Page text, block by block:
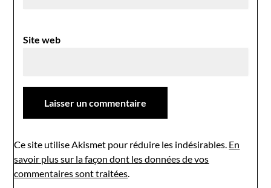
Site web
Ce site utilise Akismet pour réduire les indésirables. En
savoir plus sur la façon dont les données de vos
commentaires sont traitées.